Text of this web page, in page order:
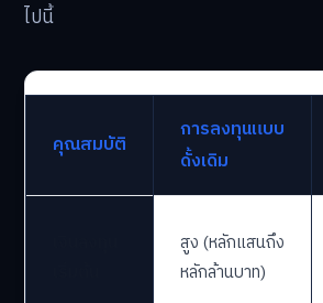
ไปนี้
คุณสมบัติ
การลงทุนแบบ
ดั้งเดิม
สูง (หลักแสนถึง
หลักล้านบาท)